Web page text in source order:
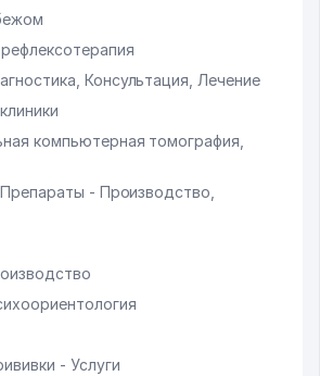
Консультация, Лечение
компьютерная томография,
- Производство,
- Услуги